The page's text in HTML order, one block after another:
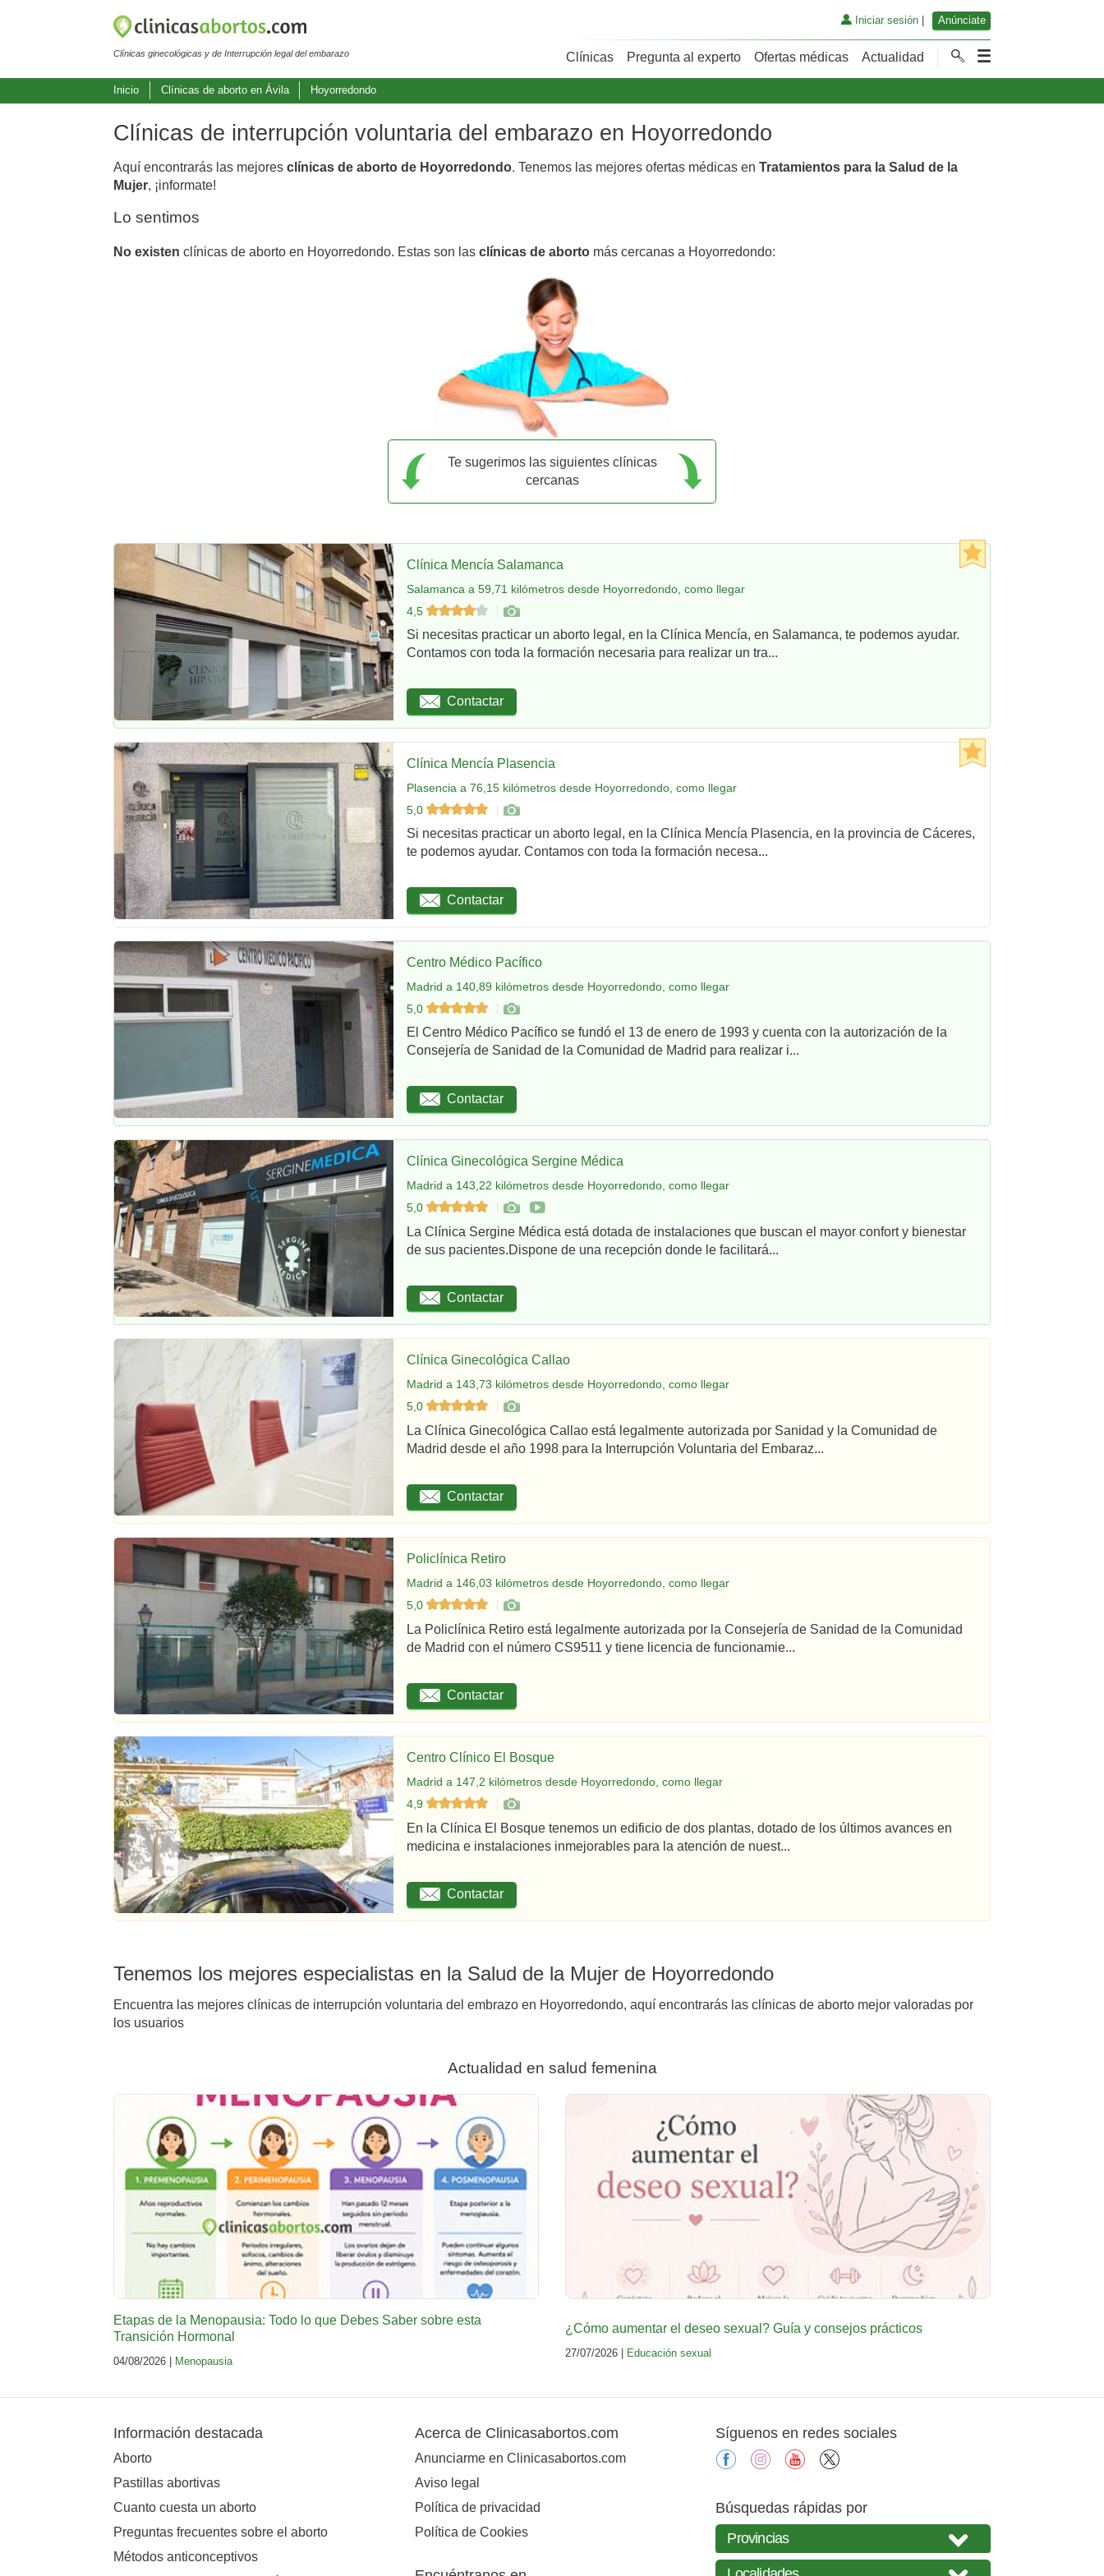
Clínicas ginecológicas y de Interrupción legal del embarazo
Iniciar sesión| Anúnciate
Clínicas Pregunta al experto Ofertas médicas Actualidad
Inicio Clínicas de aborto en Ávila Hoyorredondo
Clínicas de interrupción voluntaria del embarazo en Hoyorredondo
Aquí encontrarás las mejores clínicas de aborto de Hoyorredondo. Tenemos las mejores ofertas médicas en Tratamientos para la Salud de la
Mujer, ¡informate!
Lo sentimos
No existen clínicas de aborto en Hoyorredondo. Estas son las clínicas de aborto más cercanas a Hoyorredondo:
Te sugerimos las siguientes clínicas
cercanas
Clínica Mencía Salamanca
Salamanca a 59,71 kilómetros desde Hoyorredondo, como llegar
4,5
Si necesitas practicar un aborto legal, en la Clínica Mencía, en Salamanca, te podemos ayudar.
Contamos con toda la formación necesaria para realizar un tra...
Contactar
Clínica Mencía Plasencia
Plasencia a 76,15 kilómetros desde Hoyorredondo, como llegar
5,0
Si necesitas practicar un aborto legal, en la Clínica Mencía Plasencia, en la provincia de Cáceres,
te podemos ayudar. Contamos con toda la formación necesa...
Contactar
Centro Médico Pacífico
Madrid a 140,89 kilómetros desde Hoyorredondo, como llegar
5,0
El Centro Médico Pacífico se fundó el 13 de enero de 1993 y cuenta con la autorización de la
Consejería de Sanidad de la Comunidad de Madrid para realizar i...
Contactar
Clínica Ginecológica Sergine Médica
Madrid a 143,22 kilómetros desde Hoyorredondo, como llegar
5,0
La Clínica Sergine Médica está dotada de instalaciones que buscan el mayor confort y bienestar
de sus pacientes.Dispone de una recepción donde le facilitará...
Contactar
Clínica Ginecológica Callao
Madrid a 143,73 kilómetros desde Hoyorredondo, como llegar
5,0
La Clínica Ginecológica Callao está legalmente autorizada por Sanidad y la Comunidad de
Madrid desde el año 1998 para la Interrupción Voluntaria del Embaraz...
Contactar
Policlínica Retiro
Madrid a 146,03 kilómetros desde Hoyorredondo, como llegar
5,0
La Policlínica Retiro está legalmente autorizada por la Consejería de Sanidad de la Comunidad
de Madrid con el número CS9511 y tiene licencia de funcionamie...
Contactar
Centro Clínico El Bosque
Madrid a 147,2 kilómetros desde Hoyorredondo, como llegar
4,9
En la Clínica El Bosque tenemos un edificio de dos plantas, dotado de los últimos avances en
medicina e instalaciones inmejorables para la atención de nuest...
Contactar
Tenemos los mejores especialistas en la Salud de la Mujer de Hoyorredondo
Encuentra las mejores clínicas de interrupción voluntaria del embrazo en Hoyorredondo, aquí encontrarás las clínicas de aborto mejor valoradas por
los usuarios
Actualidad en salud femenina
Etapas de la Menopausia: Todo lo que Debes Saber sobre esta
Transición Hormonal
04/08/2026 | Menopausia
¿Cómo aumentar el deseo sexual? Guía y consejos prácticos
27/07/2026 | Educación sexual
Información destacada
Aborto
Pastillas abortivas
Cuanto cuesta un aborto
Preguntas frecuentes sobre el aborto
Métodos anticonceptivos
Acerca de Clinicasabortos.com
Anunciarme en Clinicasabortos.com
Aviso legal
Política de privacidad
Política de Cookies
Síguenos en redes sociales
facebookinstagramyoutube
Búsquedas rápidas por